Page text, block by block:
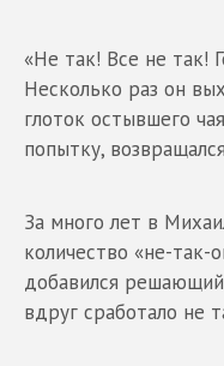
«Не так! Все не так!
Несколько раз он
глоток остывшего
попытку,
За много лет в
количество «не-
добавился
вдруг сработало не